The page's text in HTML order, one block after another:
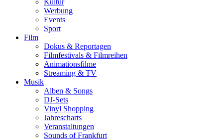
Kultur
Werbung
Events
Sport
Film
Dokus & Reportagen
Filmfestivals & Filmreihen
Animationsfilme
Streaming & TV
Musik
Alben & Songs
DJ-Sets
Vinyl Shopping
Jahrescharts
Veranstaltungen
Sounds of Frankfurt